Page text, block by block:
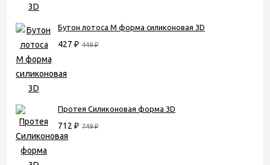
Бутон лотоса М форма силиконовая 3D
427 ₽ 449₽
Протея Силиконовая форма 3D
712 ₽ 749₽